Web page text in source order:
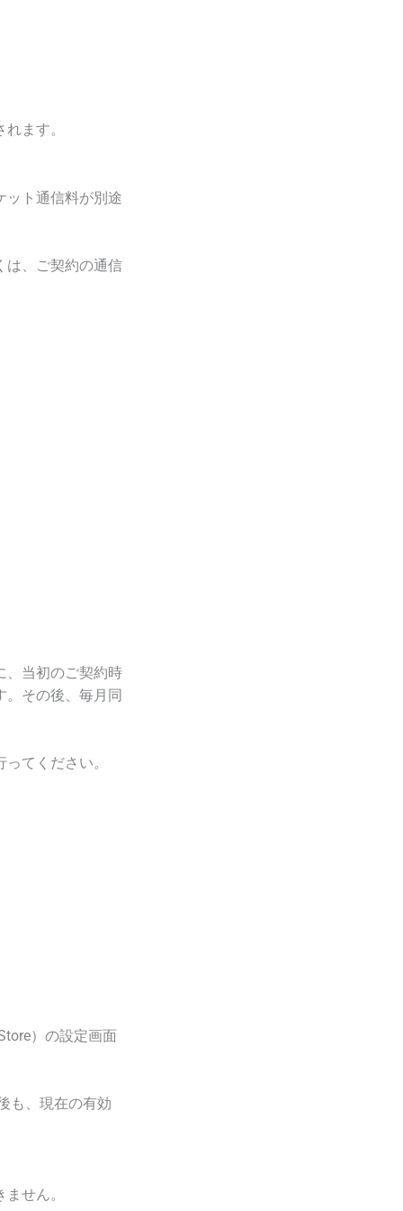
ます。
ット通信料が別途
は、ご契約の通信
、当初のご契約時
。その後、毎月同
てください。
）の設定画面
も、現在の有効
せん。